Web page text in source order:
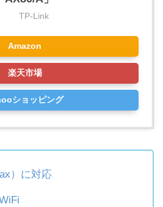
TP-Link
Amazon
楽天市場
ショッピング
）に対応